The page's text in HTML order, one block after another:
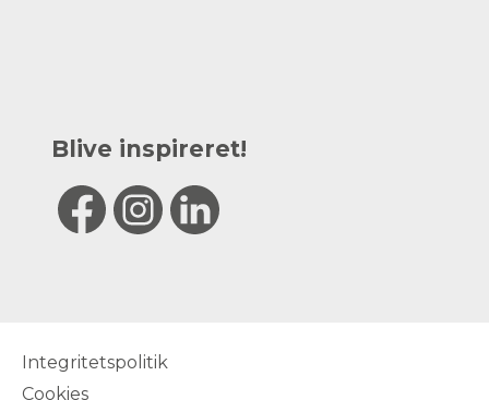
Blive inspireret!
Integritetspolitik
Cookies